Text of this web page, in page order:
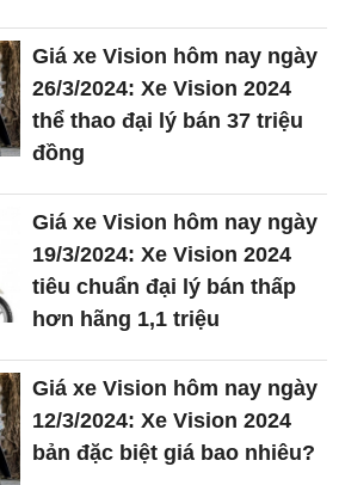
Giá xe Vision hôm nay ngày
26/3/2024: Xe Vision 2024
thể thao đại lý bán 37 triệu
đồng
Giá xe Vision hôm nay ngày
19/3/2024: Xe Vision 2024
tiêu chuẩn đại lý bán thấp
hơn hãng 1,1 triệu
Giá xe Vision hôm nay ngày
12/3/2024: Xe Vision 2024
bản đặc biệt giá bao nhiêu?